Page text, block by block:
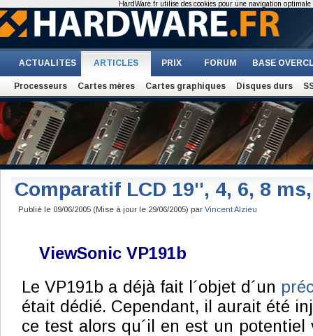
ACTUALITES ARTICLES PRIX FORUM BASE
Processeurs Cartes mères Cartes graphiques Disques durs
Comparatif LCD 19'', 4, 6, 8
Publié le 09/06/2005 (Mise à jour le 29/06/2005) par Vincent Alzieu
ViewSonic VP191b
Le VP191b a déjà fait l´objet d´un
était dédié. Cependant, il aurait été
ce test alors qu´il en est un potentiel
HardWare.fr utilise des cookies pour une navigation